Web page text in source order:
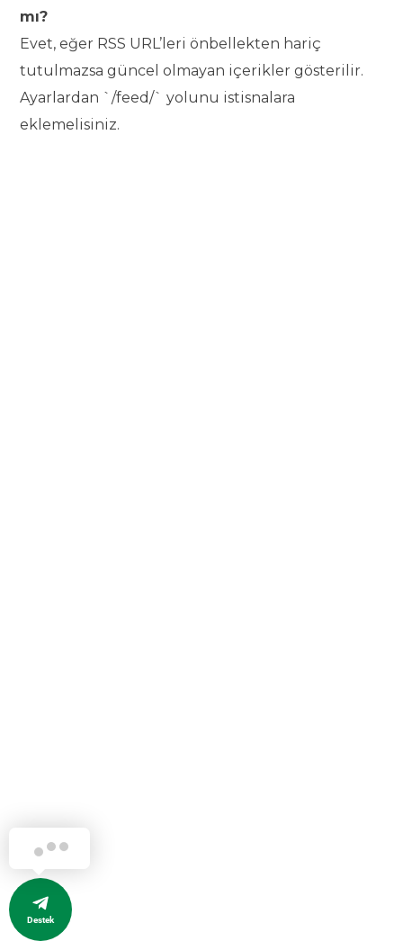
mı?
Evet, eğer RSS URL’leri önbellekten hariç
tutulmazsa güncel olmayan içerikler gösterilir.
Ayarlardan `/feed/` yolunu istisnalara
eklemelisiniz.
Destek